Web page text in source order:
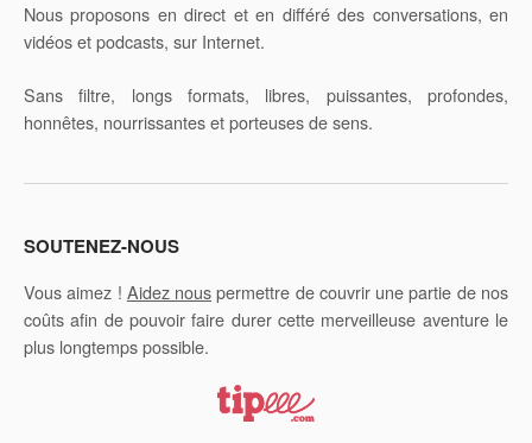
Nous proposons en direct et en différé des conversations, en
vidéos et podcasts, sur Internet.
Sans filtre, longs formats, libres, puissantes, profondes,
honnêtes, nourrissantes et porteuses de sens.
SOUTENEZ-NOUS
Vous aimez ! Aidez nouspermettre de couvrir une partie de nos
coûts afin de pouvoir faire durer cette merveilleuse aventure le
plus longtemps possible.